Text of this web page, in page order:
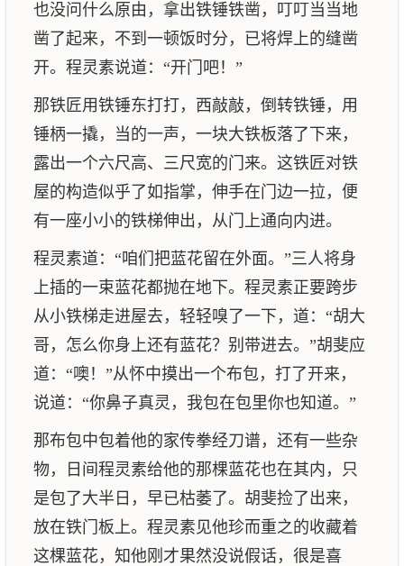
也没问什么原由，拿出铁锤铁凿，叮叮当当地
凿了起来，不到一顿饭时分，已将焊上的缝凿
开。程灵素说道：“开门吧！”
那铁匠用铁锤东打打，西敲敲，倒转铁锤，用
锤柄一撬，当的一声，一块大铁板落了下来，
露出一个六尺高、三尺宽的门来。这铁匠对铁
屋的构造似乎了如指掌，伸手在门边一拉，便
有一座小小的铁梯伸出，从门上通向内进。
程灵素道：“咱们把蓝花留在外面。”三人将身
上插的一束蓝花都抛在地下。程灵素正要跨步
从小铁梯走进屋去，轻轻嗅了一下，道：“胡大
哥，怎么你身上还有蓝花？别带进去。”胡斐应
道：“噢！”从怀中摸出一个布包，打了开来，
说道：“你鼻子真灵，我包在包里你也知道。”
那布包中包着他的家传拳经刀谱，还有一些杂
物，日间程灵素给他的那棵蓝花也在其内，只
是包了大半日，早已枯萎了。胡斐捡了出来，
放在铁门板上。程灵素见他珍而重之的收藏着
这棵蓝花，知他刚才果然没说假话，很是喜